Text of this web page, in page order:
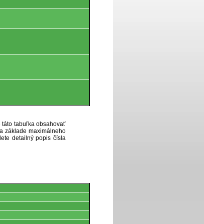
táto tabuľka obsahovať
základe maximálneho
detailný popis čísla